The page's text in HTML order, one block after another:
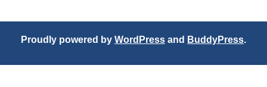
Proudly powered by WordPress and BuddyPress.